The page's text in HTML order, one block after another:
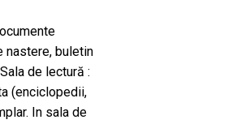
nastere, buletin
de lectură :
(enciclopedii,
In sala de